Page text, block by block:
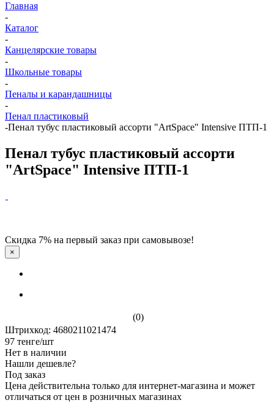
Главная
-
Каталог
-
Канцелярские товары
-
Школьные товары
-
Пеналы и карандашницы
-
Пенал пластиковый
-Пенал тубус пластиковый ассорти "ArtSpace" Intensive ПТП-1
Пенал тубус пластиковый ассорти
"ArtSpace" Intensive ПТП-1
Скидка 7% на первый заказ при самовывозе!
×
(0)
Штрихкод: 4680211021474
97 тенге/шт
Нет в наличии
Нашли дешевле?
Под заказ
Цена действительна только для интернет-магазина и может
отличаться от цен в розничных магазинах